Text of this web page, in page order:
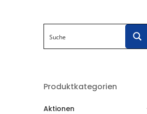
Produktkategorien
Aktionen